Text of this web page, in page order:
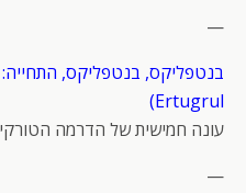
—
Ertugrul)
עונה חמישית של הדרמה
—